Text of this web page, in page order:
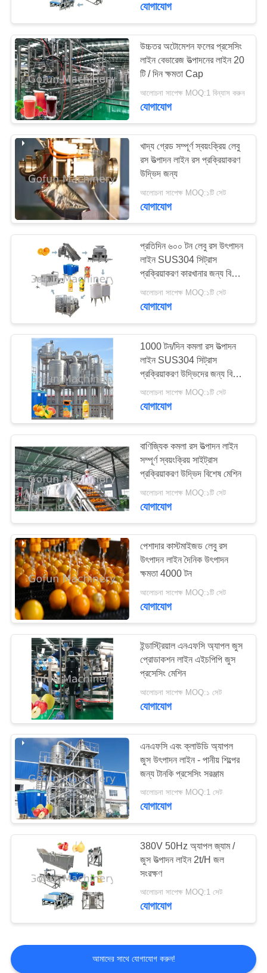
যোগাযোগ
উচ্চতর অটোমেশন ফলের প্রসেসিং
লাইন বেভারেজ উত্পাদনের লাইন 20
টি / দিন ক্ষমতা Cap
আলোচনা সাপেক্ষ MOQ:1 বিন্যাস করুন
যোগাযোগ
খাদ্য গ্রেড সম্পূর্ণ স্বয়ংক্রিয় লেবু
রস উত্পাদন লাইন রস প্রক্রিয়াকরণ
উদ্ভিদ জন্য
আলোচনা সাপেক্ষ MOQ:১টি সেট
যোগাযোগ
প্রতিদিন ৬০০ টন লেবু রস উৎপাদন
লাইন SUS304 সিট্রাস
প্রক্রিয়াকরণ কারখানার জন্য বিশেষ
আলোচনা সাপেক্ষ MOQ:১টি সেট
যোগাযোগ
1000 টন/দিন কমলা রস উত্পাদন
লাইন SUS304 সিট্রাস
প্রক্রিয়াকরণ উদ্ভিদের জন্য বিশেষ
আলোচনা সাপেক্ষ MOQ:১টি সেট
যোগাযোগ
বাণিজ্যিক কমলা রস উত্পাদন লাইন
সম্পূর্ণ স্বয়ংক্রিয় সাইট্রাস
প্রক্রিয়াকরণ উদ্ভিদ বিশেষ মেশিন
আলোচনা সাপেক্ষ MOQ:১টি সেট
যোগাযোগ
পেশাদার কাস্টমাইজড লেবু রস
উৎপাদন লাইন দৈনিক উৎপাদন
ক্ষমতা 4000 টন
আলোচনা সাপেক্ষ MOQ:১টি সেট
যোগাযোগ
ইন্ডাস্ট্রিয়াল এনএফসি অ্যাপল জুস
প্রোডাকশন লাইন এইচপিপি জুস
প্রসেসিং মেশিন
আলোচনা সাপেক্ষ MOQ:১ সেট
যোগাযোগ
এনএফসি এবং ক্লাউডি অ্যাপল
জুস উৎপাদন লাইন - পানীয় শিল্পের
জন্য টানকি প্রসেসিং সরঞ্জাম
আলোচনা সাপেক্ষ MOQ:1 সেট
যোগাযোগ
380V 50Hz অ্যাপল জ্যাম /
জুস উত্পাদন লাইন 2t/H জল
সংরক্ষণ
আলোচনা সাপেক্ষ MOQ:1 সেট
যোগাযোগ
আমাদের সাথে যোগাযোগ করুন!